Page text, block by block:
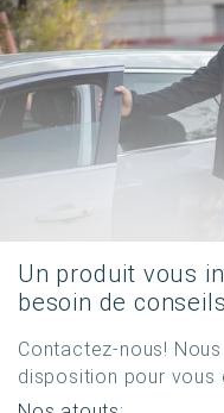
Un produit vous
besoin de
Contactez-nous!
disposition pour vous